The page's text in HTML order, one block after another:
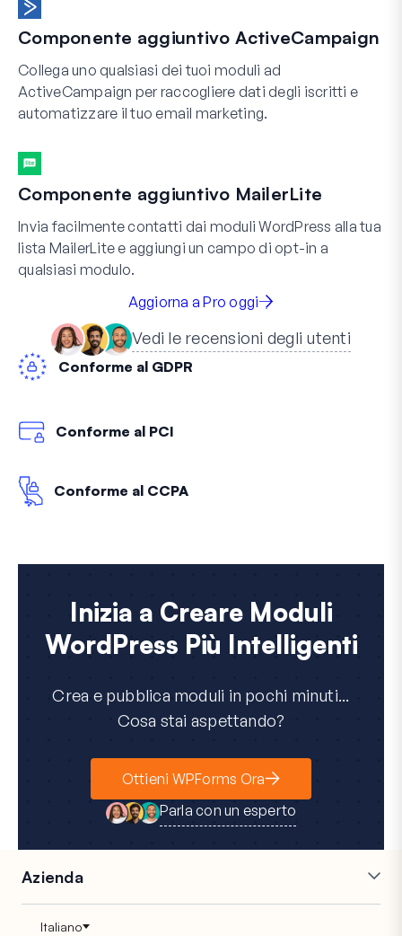
Componente aggiuntivo ActiveCampaign
Collega uno qualsiasi dei tuoi moduli ad
ActiveCampaign per raccogliere dati degli iscritti e
automatizzare il tuo email marketing.
Componente aggiuntivo MailerLite
Invia facilmente contatti dai moduli WordPress alla tua
lista MailerLite e aggiungi un campo di opt-in a
qualsiasi modulo.
Aggiorna a Pro oggi
Vedi le recensioni degli utenti
Conforme al GDPR
Conforme al PCI
Conforme al CCPA
Inizia a Creare Moduli
WordPress Più Intelligenti
Crea e pubblica moduli in pochi minuti...
Cosa stai aspettando?
Ottieni WPForms Ora
Parla con un esperto
Azienda